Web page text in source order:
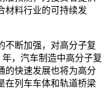
材料行业的可持续发
不断加强，对高分子复
，汽车制造中高分子复
的快速发展也将为高分
在列车车体和轨道桥梁